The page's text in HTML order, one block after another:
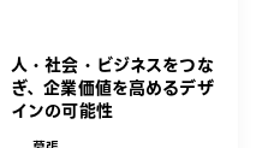
人・社会・ビジネスをつな
ぎ、企業価値を高めるデザ
インの可能性